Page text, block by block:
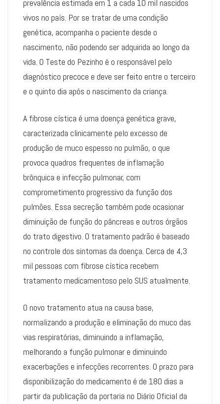
prevalência estimada em 1 a cada 10 mil nascidos
vivos no país. Por se tratar de uma condição
genética, acompanha o paciente desde o
nascimento, não podendo ser adquirida ao longo da
vida. O Teste do Pezinho é o responsável pelo
diagnóstico precoce e deve ser feito entre o terceiro
e o quinto dia após o nascimento da criança.
A fibrose cística é uma doença genética grave,
caracterizada clinicamente pelo excesso de
produção de muco espesso no pulmão, o que
provoca quadros frequentes de inflamação
brônquica e infecção pulmonar, com
comprometimento progressivo da função dos
pulmões. Essa secreção também pode ocasionar
diminuição de função do pâncreas e outros órgãos
do trato digestivo. O tratamento padrão é baseado
no controle dos sintomas da doença. Cerca de 4,3
mil pessoas com fibrose cística recebem
tratamento medicamentoso pelo SUS atualmente.
O novo tratamento atua na causa base,
normalizando a produção e eliminação do muco das
vias respiratórias, diminuindo a inflamação,
melhorando a função pulmonar e diminuindo
exacerbações e infecções recorrentes. O prazo para
disponibilização do medicamento é de 180 dias a
partir da publicação da portaria no Diário Oficial da